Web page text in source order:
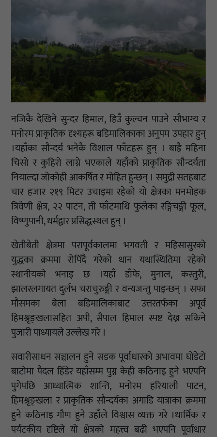
नजिकै देखिने सुन्दर हिमाल, हिउँ कुल्चन पाउने सौभाग्य र
मनोरम प्राकृतिक दृश्यहरू बडिमालिकाका अनुपम उपहार हुन्
।यहाँका सौन्दर्य भनेकै विशाल फाँटहरू हुन् । बाह्रै महिना
चिसो र कुहिरो लाग्ने भएकाले यहाँको प्राकृतिक सौन्दर्यता
नियाल्दा जोकोही आकर्षित र मोहित हुन्छन् । समुद्री सतहबाट
चार हजार २१९ मिटर उचाइमा रहेको यो क्षेत्रका मनमोहक
त्रिवेणी क्षेत्र, २२ पाटन, ती फाँटमाथि फुलेका रङ्गिचङ्गी फूल,
विष्णुपानी, धर्मद्वार प्रसिद्धस्थल हुन् ।
खेतीबेती क्षेत्रमा परापूर्वकालमा भगवती र महिसासुरको
युद्धका क्रममा रोपिँदै गरेको धान यथास्थितिमा रहेको
स्थानीयको भनाइ छ ।यहाँ डाँफे, मुनाल, कस्तुरी,
झालरलगायत दुर्लभ चराचुरुङ्गी र वन्यजन्तु पाइन्छन् । सफा
मौसमका बेला बडिमालिकाबाट उत्तरतर्फका अपूर्व
हिमश्रृङ्खलासहित अपी, सैपाल हिमाल स्पष्ट देख्न सकिने
पुजारी पाध्यायले उल्लेख गरे ।
सवारीसाधन सञ्चालन हुने सडक पूर्वाधारको अभावमा घोडेटो
बाटोमा पैदल हिँडेर यहाँसम्म पुग्न केही कठिनाइ हुने भएपनि
पुगेपछि आध्यात्मिक शान्ति, मनोरम हरियाली पाटन,
हिमश्रृङ्खला र प्राकृतिक सौन्दर्यका अगाडि यात्राका क्रममा
हुने कठिनाइ गौण हुने उहाँले विश्वास व्यक्त गरे ।धार्मिक र
पर्यटकीय दृष्टिले यो क्षेत्रको महत्त्व बढी भएपनि पूर्वाधार